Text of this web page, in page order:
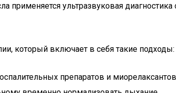
ультразвуковая
который включает в себя такие подходы:
препаратов и